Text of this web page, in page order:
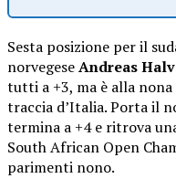
Sesta posizione per il
norvegeseAndreas
tutti a +3, ma è alla
traccia d’Italia. Porta il
termina a +4 e ritrova
South African Open
parimenti nono.